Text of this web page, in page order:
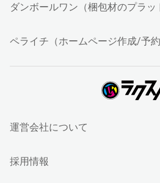
ダンボールワン（梱包材のプラッ
ペライチ（ホームページ作成/予約
運営会社について
採用情報